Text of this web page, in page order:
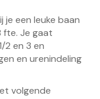
je een leuke baan
fte. Je gaat
2 en 3 en
en urenindeling
volgende